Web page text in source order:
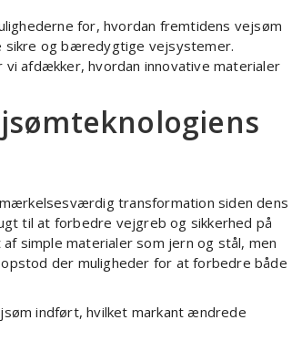
for, hvordan fremtidens vejsøm
sikre og bæredygtige vejsystemer.
afdækker, hvordan innovative materialer
transformation siden dens
til at forbedre vejgreb og sikkerhed på
simple materialer som jern og stål, men
der muligheder for at forbedre både
indført, hvilket markant ændrede